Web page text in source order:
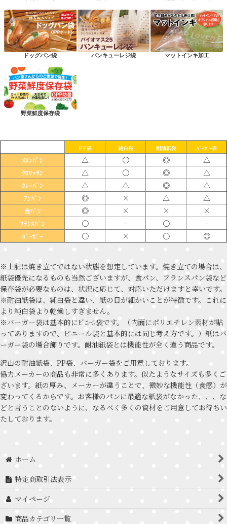
ドッグパン袋 パンキューレジ袋 マットインキ加工
野菜鮮度保存袋
PP袋 純白袋 耐油紙袋 ﾊﾞｰｶﾞｰ袋
ﾒﾛﾝﾊﾟﾝ △ 〇 ◎ △
ｸﾛﾜｯｻﾝ △ 〇 ◎ △
ｶﾚｰﾊﾟﾝ △ △ ◎ △
ｱﾝﾊﾟﾝ ◎ × △ △
食ﾊﾟﾝ ◎ × × ×
ﾌﾗﾝｽﾊﾟﾝ 〇 - 〇 -
ﾊﾞｰｶﾞｰ 〇 × 〇 ◎
※上記は焼き立てではない状態を想定しています。焼き立ての場合は、
紙袋優先になるものも当然ございますが、食パン、フランスパン袋など
保存袋が必要なものは、状況に応じて、対応いただけますと幸いです。
※耐油紙袋は、純白袋と違い、紙の目が細かいことが特徴です。これに
より純白袋より乾燥しすぎません。
※バーガー袋は基本的にﾋﾞﾆｰﾙ袋です。（内面にポリエチレン素材が貼
ってありますので、ビニール袋と基本的には同じ考え方です。）紙はバ
ーガー袋の場合飾りです。耐油紙袋とは機能性が全く違う商品です。
沢山の耐油紙袋、PP袋、バーガー袋をご用意しております。
協力メーカーの商品も非常に多くあります。似たようなサイズも多くご
ざいます。紙の厚み、メーカーが違うことで、微妙な機能性（食感）が
変わってくるからです。お客様のパンに最適な紙袋がなかった、、、な
どと言うことのないように、なるべく多くの資材をご用意してお待ちい
たしております。
ホーム
特定商取引法表示
マイページ
商品カテゴリ一覧